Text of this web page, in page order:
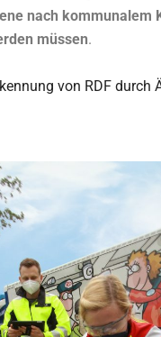
nach kommunalem
müssen.
von RDF durch